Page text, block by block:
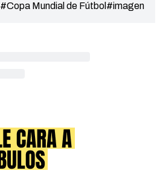
#Copa Mundial de Fútbol #imagen